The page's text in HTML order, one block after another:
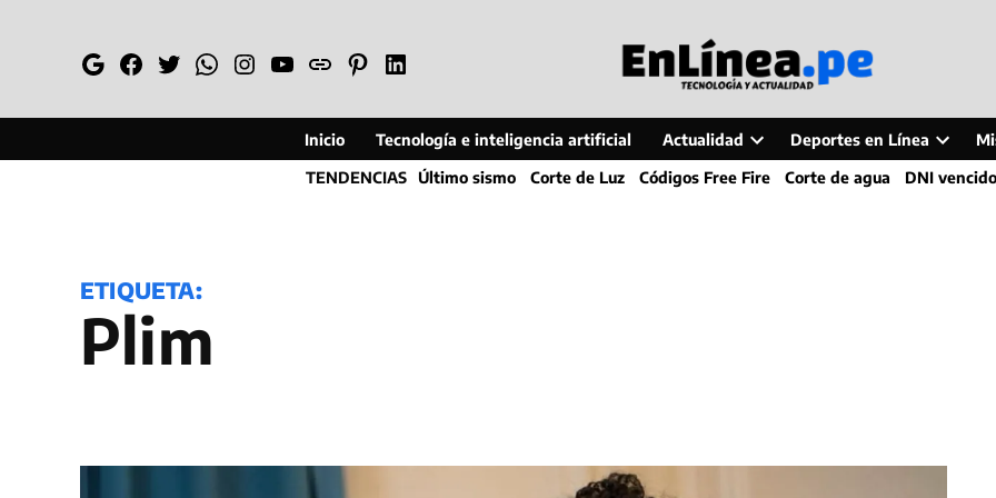
GoogleFacebook
TwitterWhatsapp
Instagram
YouTube
WebPinterestLinkedin
Inicio Tecnología e inteligencia artificial Actualidad
Open
dropdown
Deportes en Línea
Open
dropdown
TENDENCIAS Último sismo Corte de Luz Códigos Free Fire Corte de agua DNI vencido
ETIQUETA:
Plim